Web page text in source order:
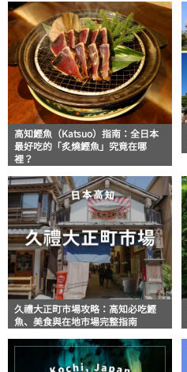
高知鰹魚（Katsuo）指南：全日本
最好吃的「炙燒鰹魚」究竟在哪
裡？
久禮大正町市場攻略：高知必吃鰹
魚、美食與在地市場完整指南